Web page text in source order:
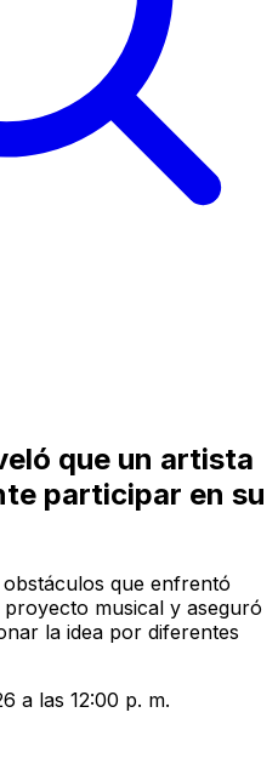
que un artista
participar en su
que enfrentó
musical y aseguró
la idea por diferentes
a las 12:00 p. m.